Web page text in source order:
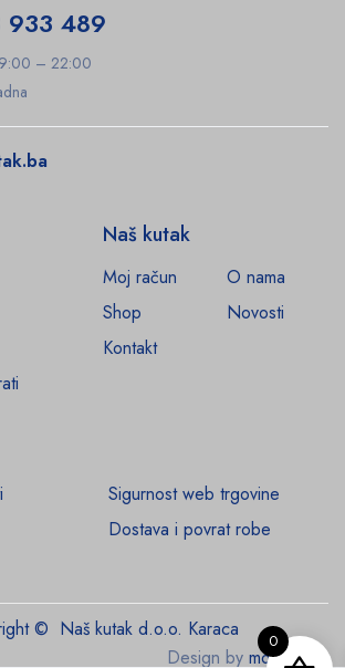
933 489
– 22:00
Naš kutak
Moj račun
O nama
Shop
Novosti
Kontakt
Sigurnost web trgovine
Dostava i povrat robe
© Naš kutak d.o.o. Karaca
Design by monroe.ba
0